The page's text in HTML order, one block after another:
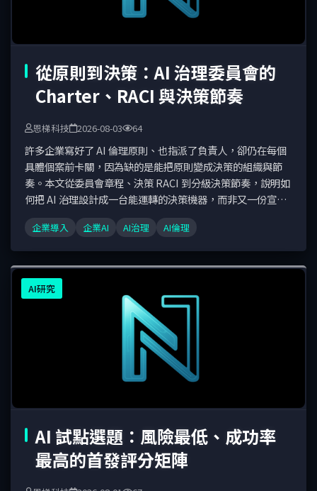
從原則到決策：AI 治理委員會的
Charter、RACI 與決策節奏
恩梯科技 2026-08-03 64
許多企業寫好了 AI 倫理原則、也指派了負責人，卻仍在每個
具體個案前卡關，因為缺的是能把原則變成決策的組織與節
奏。本文從委員會章程、決策 RACI 到分級決策節奏，說明如
何把 AI 治理設計成一台能運轉的決策機器，而非又一份宣
企業導入 企業AI AI治理 AI倫理
AI研究
AI 試點選題：風險最低、成功率
最高的首發評分矩陣